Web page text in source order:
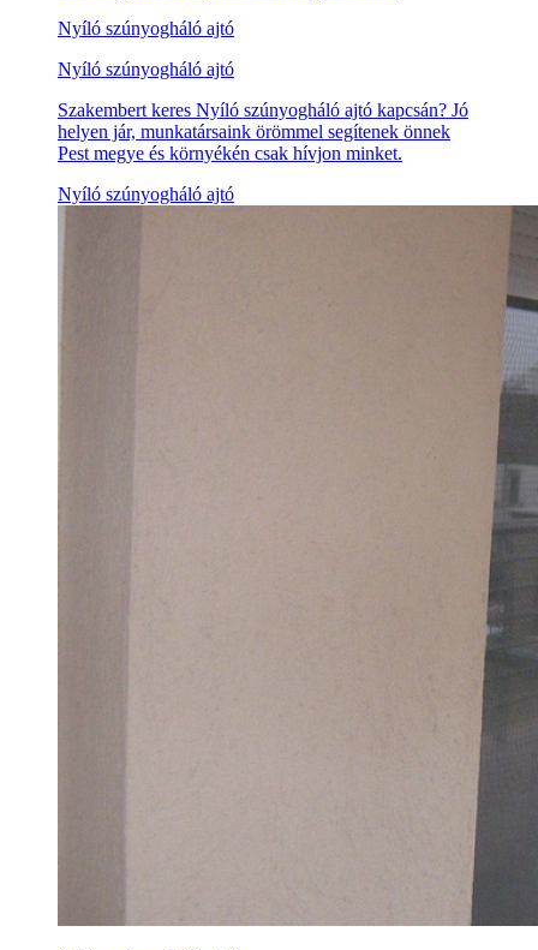
Nyíló szúnyogháló ajtó
Nyíló szúnyogháló ajtó
Szakembert keres Nyíló szúnyogháló ajtó kapcsán? Jó
helyen jár, munkatársaink örömmel segítenek önnek
Pest megye és környékén csak hívjon minket.
Nyíló szúnyogháló ajtó